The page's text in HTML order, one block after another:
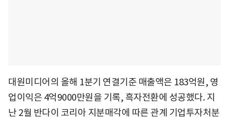
대원미디어의 올해 1분기 연결기준 매출액은 183억원, 영
업이익은 4억9000만원을 기록, 흑자전환에 성공했다. 지
난 2월 반다이 코리아 지분매각에 따른 관계 기업투자처분